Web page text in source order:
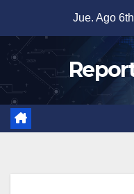
contenido
Jue. Ago